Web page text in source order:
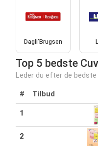
Dagli'Brugsen
Top 5 bedste
Leder du efter de
# Tilbud
1
2